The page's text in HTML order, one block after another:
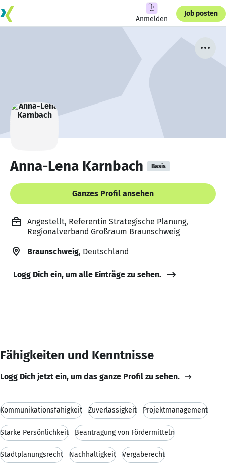
Anmelden
Job posten
Anna-Lena Karnbach Basis
Ganzes Profil ansehen
Angestellt, Referentin Strategische Planung,
Regionalverband Großraum Braunschweig
Braunschweig, Deutschland
Logg Dich ein, um alle Einträge zu sehen.
Fähigkeiten und Kenntnisse
Logg Dich jetzt ein, um das ganze Profil zu sehen.
Kommunikationsfähigkeit Zuverlässigkeit Projektmanagement
Starke Persönlichkeit Beantragung von Fördermitteln
Stadtplanungsrecht Nachhaltigkeit Vergaberecht